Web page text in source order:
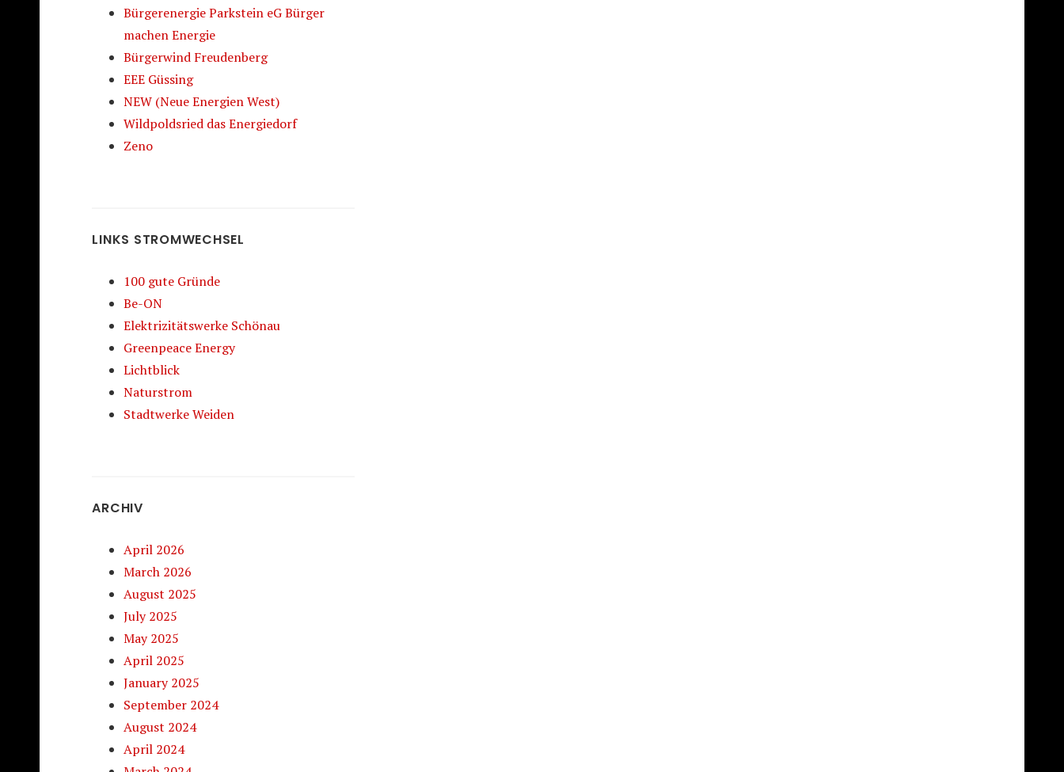
Bürgerenergie Parkstein eG Bürger
machen Energie
Bürgerwind Freudenberg
EEE Güssing
NEW (Neue Energien West)
Wildpoldsried das Energiedorf
Zeno
LINKS STROMWECHSEL
100 gute Gründe
Be-ON
Elektrizitätswerke Schönau
Greenpeace Energy
Lichtblick
Naturstrom
Stadtwerke Weiden
ARCHIV
April 2026
March 2026
August 2025
July 2025
May 2025
April 2025
January 2025
September 2024
August 2024
April 2024